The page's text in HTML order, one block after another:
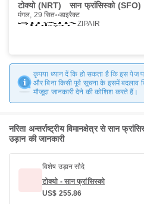
टोक्यो (NRT) सान फ्रांसिस्को (SFO)
मंगल, 29 सित॰ डाइरैक्ट
ZIPAIR
कृपया ध्यान दें कि हो सकता है कि इस पेज
और बिना किसी पूर्व सूचना के इसमें
मौजूदा जानकारी देने की कोशिश करते हैं।
नरिता अन्तर्राष्ट्रीय विमानक्षेत्र से सान
उड़ान की जानकारी
विशेष उड़ान सौदे
टोक्यो - सान फ्रांसिस्को
US$ 255.86